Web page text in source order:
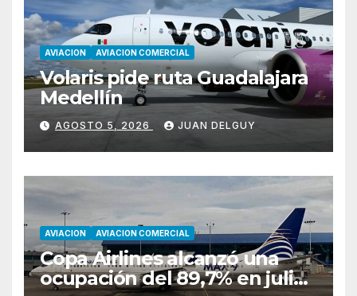
AVIACION AVIACION COMERCIAL
Volaris pide ruta Guadalajara
Medellín
AGOSTO 5, 2026 JUAN DELGUY
AVIACION AVIACION COMERCIAL
Copa Airlines alcanzó una
ocupación del 89,7% en julio